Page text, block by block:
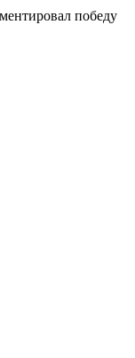
победу